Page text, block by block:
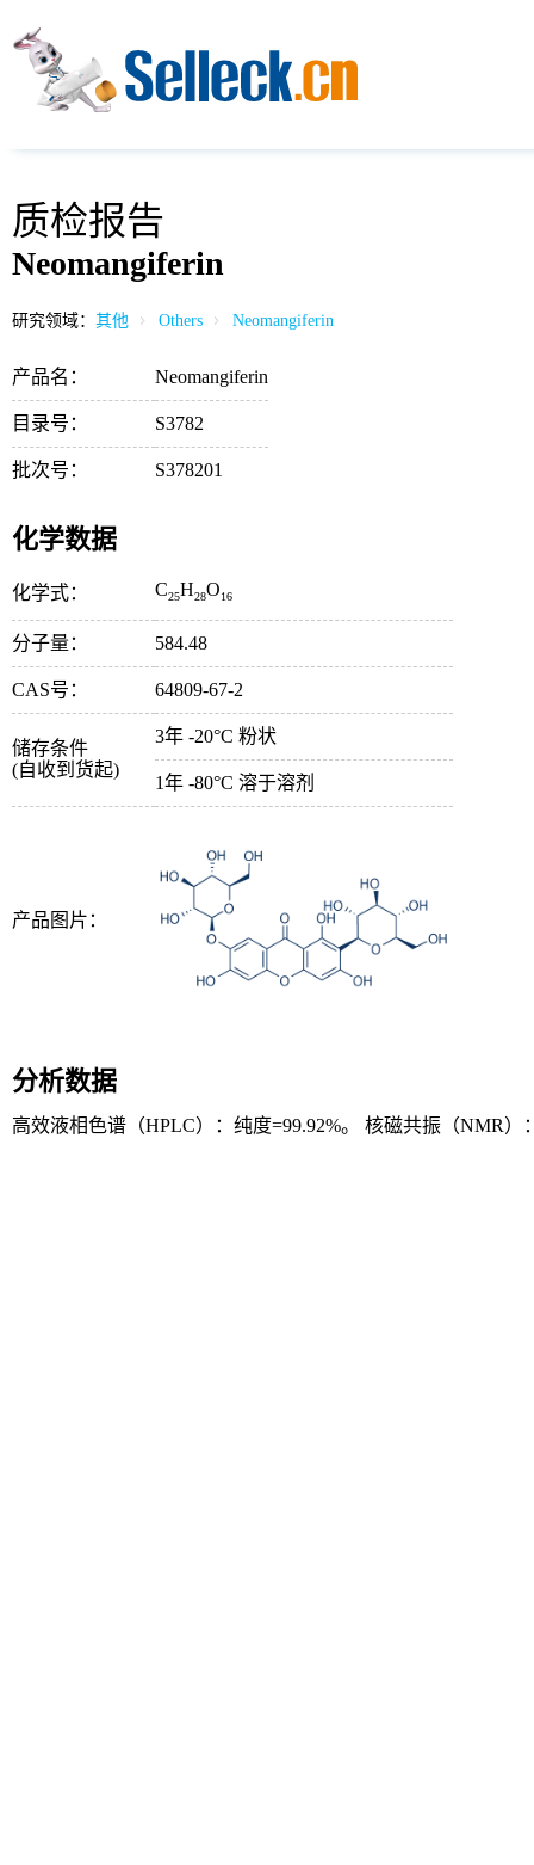
质检报告
Neomangiferin
研究领域： 其他 Others Neomangiferin
产品名： Neomangiferin
目录号： S3782
批次号： S378201
化学数据
化学式： C25H28O16
分子量： 584.48
CAS号： 64809-67-2
储存条件
(自收到货起)
3年 -20°C 粉状
1年 -80°C 溶于溶剂
产品图片：
分析数据
高效液相色谱（HPLC）：纯度=99.92%。 核磁共振（NMR）